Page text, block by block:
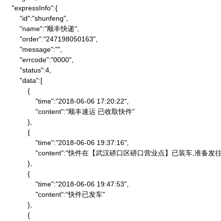
    "expressInfo":{
        "id":"shunfeng",
        "name":"顺丰快递",
        "order":"247198050163",
        "message":"",
        "errcode":"0000",
        "status":4,
        "data":[
            {
                "time":"2018-06-06 17:20:22",
                "content":"顺丰速运 已收取快件"
            },
            {
                "time":"2018-06-06 19:37:16",
"content":"快件在【武汉硚口区硚口营业点】已装车,准备
            },
            {
                "time":"2018-06-06 19:47:53",
                "content":"快件已发车"
            },
            {